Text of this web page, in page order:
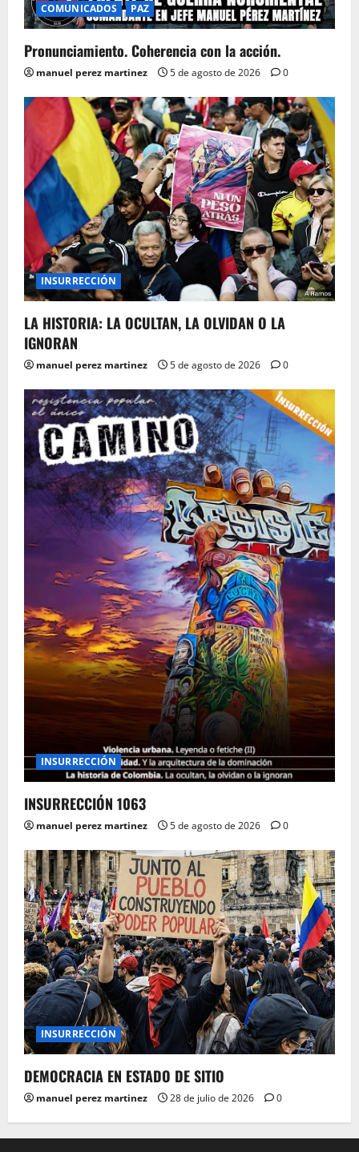
COMUNICADOS PAZ
Pronunciamiento. Coherencia con la acción.
manuel perez martinez 5 de agosto de 2026 0
INSURRECCIÓN
LA HISTORIA: LA OCULTAN, LA OLVIDAN O LA
IGNORAN
manuel perez martinez 5 de agosto de 2026 0
INSURRECCIÓN
INSURRECCIÓN 1063
manuel perez martinez 5 de agosto de 2026 0
INSURRECCIÓN
DEMOCRACIA EN ESTADO DE SITIO
manuel perez martinez 28 de julio de 2026 0